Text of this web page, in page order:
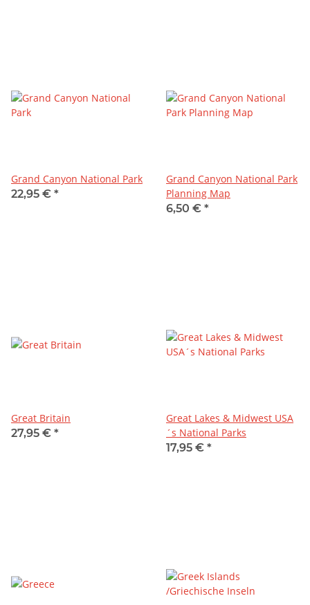
Grand Canyon National Park
22,95 € *
Grand Canyon National Park
Planning Map
6,50 € *
Great Britain
27,95 € *
Great Lakes & Midwest USA
´s National Parks
17,95 € *